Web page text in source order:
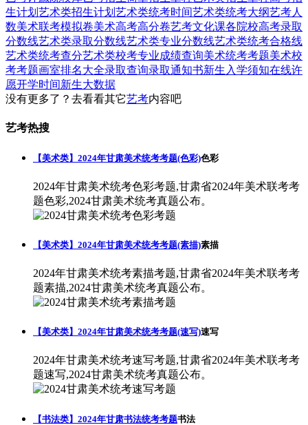
生计划 艺术类招生计划 艺术类统考时间艺术类统考大纲艺考人
数美术联考模拟卷美术高考高分卷艺考文化课各院校高考录取
分数线艺术类录取分数线艺术类专业分数线艺术类统考合格线
艺术类统考查分艺术类校考专业成绩查询美术统考考题美术校
考考题画室排名大全录取查询录取通知书新生入学须知在线许
愿开学时间新生大数据
没有更多了？去看看其它艺考内容吧
艺考热搜
【美术类】2024年甘肃美术统考考题(色彩)色彩
2024年甘肃美术统考色彩考题,甘肃省2024年美术联考考
题色彩,2024甘肃美术统考真题公布。
【美术类】2024年甘肃美术统考考题(素描)素描
2024年甘肃美术统考素描考题,甘肃省2024年美术联考考
题素描,2024甘肃美术统考真题公布。
【美术类】2024年甘肃美术统考考题(速写)速写
2024年甘肃美术统考速写考题,甘肃省2024年美术联考考
题速写,2024甘肃美术统考真题公布。
【书法类】2024年甘肃书法统考考题书法